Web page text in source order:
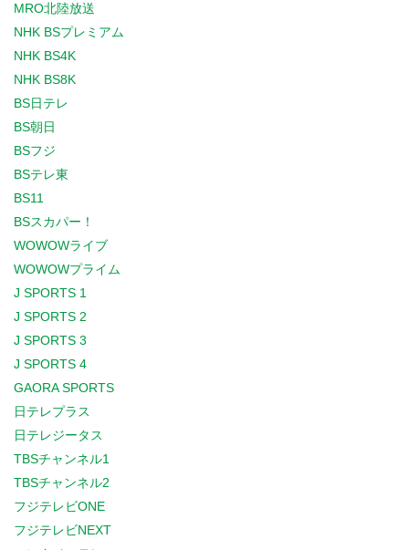
MRO北陸放送
NHK BSプレミアム
NHK BS4K
NHK BS8K
BS日テレ
BS朝日
BSフジ
BSテレ東
BS11
BSスカパー！
WOWOWライブ
WOWOWプライム
J SPORTS 1
J SPORTS 2
J SPORTS 3
J SPORTS 4
GAORA SPORTS
日テレプラス
日テレジータス
TBSチャンネル1
TBSチャンネル2
フジテレビONE
フジテレビNEXT